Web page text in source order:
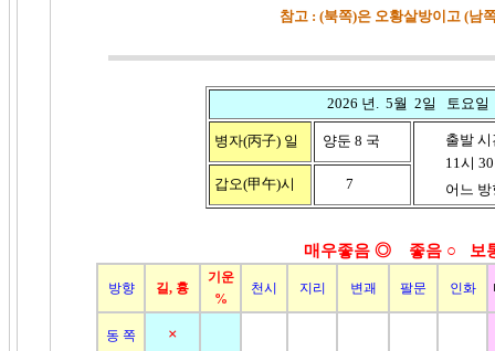
참고 : (북쪽)은 오황살방이고 (남
2026 년. 5월 2일 토요일
병자(丙子) 일 양둔 8 국
출발 시
11시 30
어느 방
갑오(甲午)시 7
매우좋음 ◎ 좋음 ○ 보
방향 길, 흉
기운
%
천시 지리 변괘 팔문 인화
동 쪽 ×